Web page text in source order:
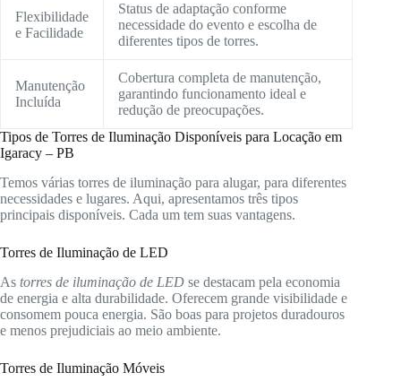
Flexibilidade
e Facilidade
Status de adaptação conforme
necessidade do evento e escolha de
diferentes tipos de torres.
Manutenção
Incluída
Cobertura completa de manutenção,
garantindo funcionamento ideal e
redução de preocupações.
Tipos de Torres de Iluminação Disponíveis para Locação em
Igaracy – PB
Temos várias torres de iluminação para alugar, para diferentes
necessidades e lugares. Aqui, apresentamos três tipos
principais disponíveis. Cada um tem suas vantagens.
Torres de Iluminação de LED
As torres de iluminação de LED se destacam pela economia
de energia e alta durabilidade. Oferecem grande visibilidade e
consomem pouca energia. São boas para projetos duradouros
e menos prejudiciais ao meio ambiente.
Torres de Iluminação Móveis